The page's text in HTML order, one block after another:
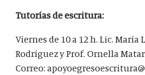
Tutorías de escritura:
Viernes de 10 a 12 h. Lic. María
Rodríguez y Prof. Ornella
Correo: